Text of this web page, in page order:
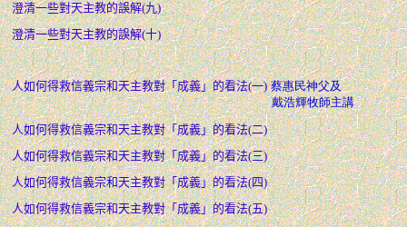
澄清一些對天主教的誤解(九)
澄清一些對天主教的誤解(十)
人如何得救信義宗和天主教對「成義」的看法(一) 蔡惠民神父及
戴浩輝牧師主講
人如何得救信義宗和天主教對「成義」的看法(二)
人如何得救信義宗和天主教對「成義」的看法(三)
人如何得救信義宗和天主教對「成義」的看法(四)
人如何得救信義宗和天主教對「成義」的看法(五)